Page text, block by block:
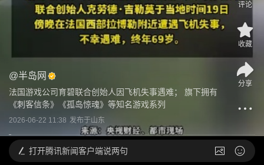
@半岛网
法国游戏公司育碧联合创始人因飞机失事遇难； 旗下拥有
《刺客信条》《孤岛惊魂》等知名游戏系列
2026-06-22 11:38 发布于山东
评论
收藏
分享
打开腾讯新闻客户端说两句